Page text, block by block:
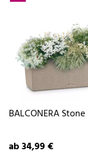
BALCONERA Stone
ab 34,99 €